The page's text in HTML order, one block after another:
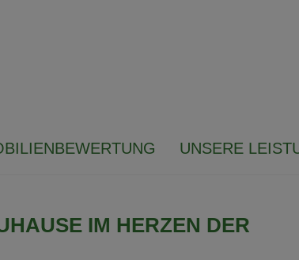
UNSERE
IM HERZEN DER